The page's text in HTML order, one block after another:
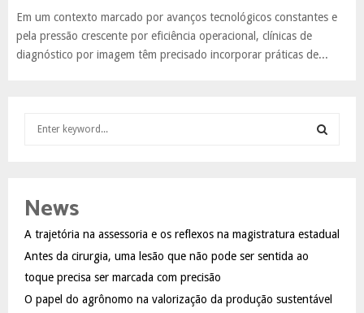
Em um contexto marcado por avanços tecnológicos constantes e
pela pressão crescente por eficiência operacional, clínicas de
diagnóstico por imagem têm precisado incorporar práticas de...
h
o
r
:
A
C
News
A trajetória na assessoria e os reflexos na magistratura estadual
Antes da cirurgia, uma lesão que não pode ser sentida ao
toque precisa ser marcada com precisão
O papel do agrônomo na valorização da produção sustentável